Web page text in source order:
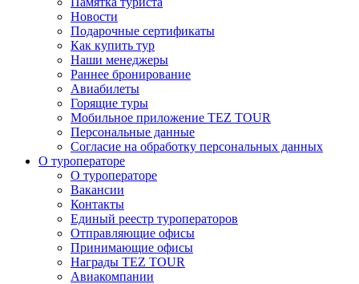
Новости
Подарочные сертификаты
Как купить тур
Наши менеджеры
Раннее бронирование
Авиабилеты
Горящие туры
Мобильное приложение TEZ TOUR
Персональные данные
Согласие на обработку персональных данных
О туроператоре
О туроператоре
Вакансии
Контакты
Единый реестр туроператоров
Отправляющие офисы
Принимающие офисы
Награды TEZ TOUR
Авиакомпании